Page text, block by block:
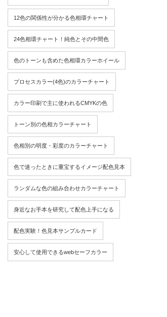
12色の関係性が分かる色相環チャート
24色相環チャート！純色とその中間色
色のトーンも含めた色相環カラーホイール
プロセスカラー(4色)のカラーチャート
カラー印刷で主に使われるCMYKの色
トーン別の色相カラーチャート
色相別の明度・彩度のカラーチャート
色で迷ったときに重宝するイメージ配色見本
ランダムな色の組み合わせカラーチャート
身近なお手本を研究して配色上手になる
配色実験！色見本サンプルカード
安心して使用できるwebセーフカラー